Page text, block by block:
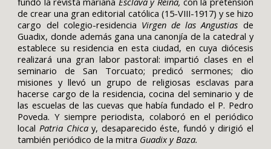
de crear una gran editorial católica (15-VIII-1917) y se hizo
cargo del colegio-residencia Virgen de las Angustias de
Guadix, donde además gana una canonjía de la catedral y
establece su residencia en esta ciudad, en cuya diócesis
realizará una gran labor pastoral: impartió clases en el
seminario de San Torcuato; predicó sermones; dio
misiones y llevó un grupo de religiosas esclavas para
hacerse cargo de la residencia, cocina del seminario y de
las escuelas de las cuevas que había fundado el P. Pedro
Poveda. Y siempre periodista, colaboró en el periódico
local Patria Chicay, desaparecido éste, fundó y dirigió el
también periódico de la mitra Guadix y Baza.